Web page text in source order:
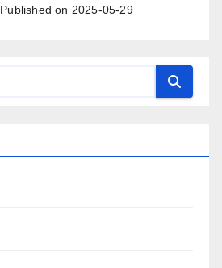
Published on 2025-05-29